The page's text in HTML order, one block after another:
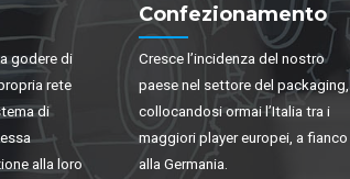
godere di
rete
di
alla loro
Confezionamento
Cresce l’incidenza del nostro
paese nel settore del packaging,
collocandosi ormai l’Italia tra i
maggiori player europei, a fianco
alla Germania.